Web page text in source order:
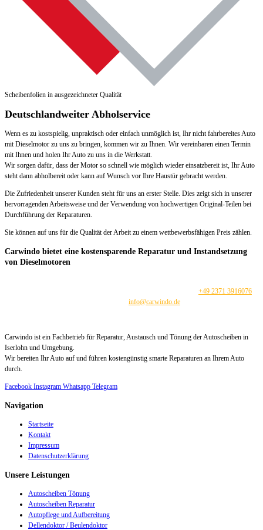
Scheibenfolien in ausgezeichneter Qualität
Deutschlandweiter Abholservice
Wenn es zu kostspielig, unpraktisch oder einfach unmöglich ist, Ihr nicht fahrbereites Auto
mit Dieselmotor zu uns zu bringen, kommen wir zu Ihnen. Wir vereinbaren einen Termin
mit Ihnen und holen Ihr Auto zu uns in die Werkstatt.
Wir sorgen dafür, dass der Motor so schnell wie möglich wieder einsatzbereit ist, Ihr Auto
steht dann abholbereit oder kann auf Wunsch vor Ihre Haustür gebracht werden.
Die Zufriedenheit unserer Kunden steht für uns an erster Stelle. Dies zeigt sich in unserer
hervorragenden Arbeitsweise und der Verwendung von hochwertigen Original-Teilen bei
Durchführung der Reparaturen.
Sie können auf uns für die Qualität der Arbeit zu einem wettbewerbsfähigen Preis zählen.
Carwindo bietet eine kostensparende Reparatur und Instandsetzung
von Dieselmotoren
+49 2371 3916076
info@carwindo.de
Carwindo ist ein Fachbetrieb für Reparatur, Austausch und Tönung der Autoscheiben in
Iserlohn und Umgebung.
Wir bereiten Ihr Auto auf und führen kostengünstig smarte Reparaturen an Ihrem Auto
durch.
Facebook Instagram Whatsapp Telegram
Navigation
Startseite
Kontakt
Impressum
Datenschutzerklärung
Unsere Leistungen
Autoscheiben Tönung
Autoscheiben Reparatur
Autopflege und Aufbereitung
Dellendoktor / Beulendoktor